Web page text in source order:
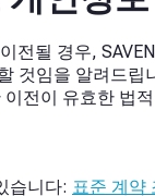
전될 경우,
임을 알려드
전이 유효한 법
습니다: 표준 계약